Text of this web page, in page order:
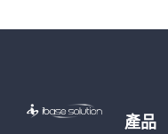
產品